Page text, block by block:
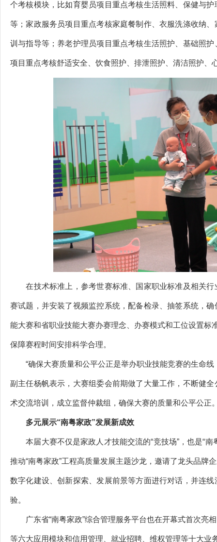
个考核模块，比如育婴员项目重点考核生活照料、保健与
等；家政服务员项目重点考核家庭餐制作、衣服洗涤收纳
训与指导等；养老护理员项目重点考核生活照护、基础照
项目重点考核舒适安全、饮食照护、排泄照护、清洁照护、
在技术标准上，参考世赛标准、国家职业标准及相关行
赛试题，并安装了视频监控系统，配备检录、抽签系统，
能大赛和省职业技能大赛办赛理念、办赛模式和工位设置标
保障赛程时间安排科学合理。
“确保大赛质量和公平公正是举办职业技能竞赛的生命线
副主任杨帆表示，大赛组委会前期做了大量工作，不断健
术交流培训，成立监督仲裁组，确保大赛的质量和公平公正
多元展示“南粤家政”发展新成效
本届大赛不仅是家政人才技能交流的“竞技场”，也是“南
推动“南粤家政”工程高质量发展主题沙龙，邀请了龙头品牌
数字化建设、创新探索、发展前景等方面进行对话，并连
验。
广东省“南粤家政”综合管理服务平台也在开幕式首次亮
等六大应用模块和信用管理、就业招聘、维权管理等十大业